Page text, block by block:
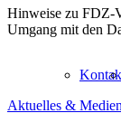
Hinweise zu FDZ-
Umgang mit den
Aktuelles & Medien